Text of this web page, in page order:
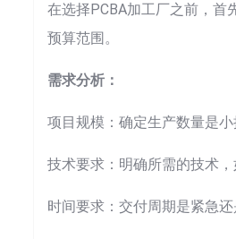
在选择PCBA加工厂之前，首
预算范围。
需求分析：
项目规模：确定生产数量是小
技术要求：明确所需的技术
时间要求：交付周期是紧急还